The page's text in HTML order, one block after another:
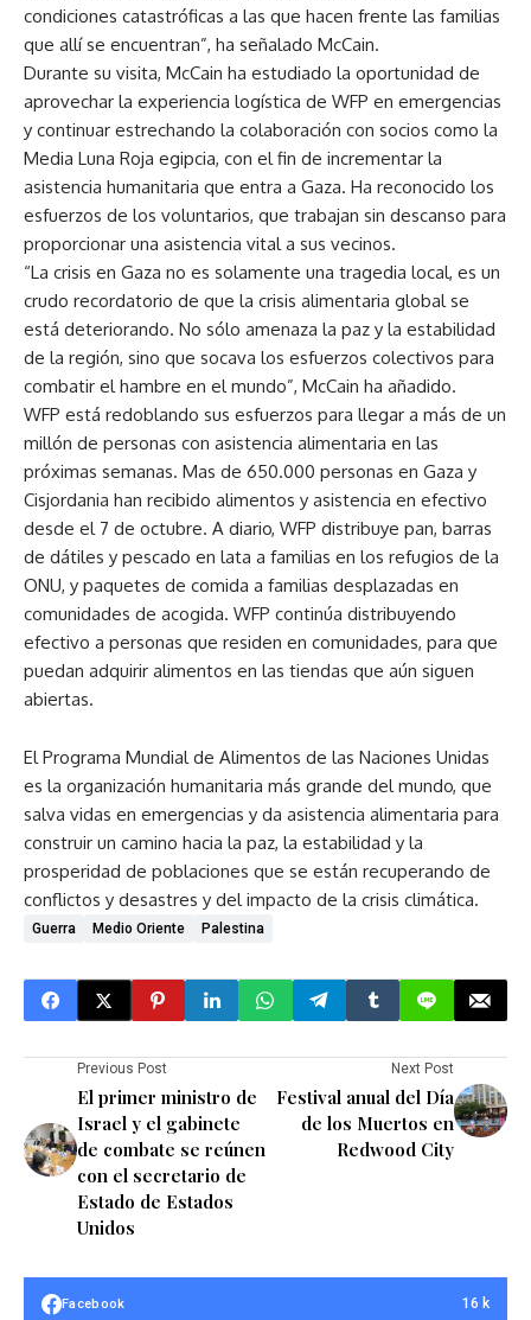
condiciones catastróficas a las que hacen frente las familias
que allí se encuentran”, ha señalado McCain.
Durante su visita, McCain ha estudiado la oportunidad de
aprovechar la experiencia logística de WFP en emergencias
y continuar estrechando la colaboración con socios como la
Media Luna Roja egipcia, con el fin de incrementar la
asistencia humanitaria que entra a Gaza. Ha reconocido los
esfuerzos de los voluntarios, que trabajan sin descanso para
proporcionar una asistencia vital a sus vecinos.
“La crisis en Gaza no es solamente una tragedia local, es un
crudo recordatorio de que la crisis alimentaria global se
está deteriorando. No sólo amenaza la paz y la estabilidad
de la región, sino que socava los esfuerzos colectivos para
combatir el hambre en el mundo”, McCain ha añadido.
WFP está redoblando sus esfuerzos para llegar a más de un
millón de personas con asistencia alimentaria en las
próximas semanas. Mas de 650.000 personas en Gaza y
Cisjordania han recibido alimentos y asistencia en efectivo
desde el 7 de octubre. A diario, WFP distribuye pan, barras
de dátiles y pescado en lata a familias en los refugios de la
ONU, y paquetes de comida a familias desplazadas en
comunidades de acogida. WFP continúa distribuyendo
efectivo a personas que residen en comunidades, para que
puedan adquirir alimentos en las tiendas que aún siguen
abiertas.
El Programa Mundial de Alimentos de las Naciones Unidas
es la organización humanitaria más grande del mundo, que
salva vidas en emergencias y da asistencia alimentaria para
construir un camino hacia la paz, la estabilidad y la
prosperidad de poblaciones que se están recuperando de
conflictos y desastres y del impacto de la crisis climática.
Guerra Medio Oriente Palestina
Previous Post
El primer ministro de
Israel y el gabinete
de combate se reúnen
con el secretario de
Estado de Estados
Unidos
Next Post
Festival anual del Día
de los Muertos en
Redwood City
Facebook 16 k